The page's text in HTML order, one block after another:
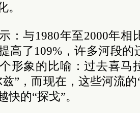
。
：与1980年至2000年相
高了109%，许多河段
形象的比喻：过去喜马
”，而现在，这些河流
的“探戈”。